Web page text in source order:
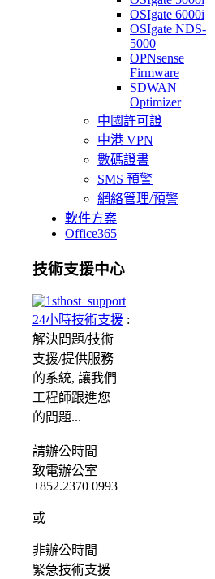
OSIgate 6000i
OSIgate NDS-
5000
OPNsense
Firmware
SDWAN
Optimizer
中國許可證
中港 VPN
數碼證書
SMS 預警
網絡管理/預警
軟件方案
Office365
技術支援中心
24小時技術支援 :
解決問題/技術
支援/提供服務
的系統, 讓我們
工程師跟進您
的問題...
請辦公時間
致電辦公室
+852.2370 0993
或
非辦公時間
緊急技術支援